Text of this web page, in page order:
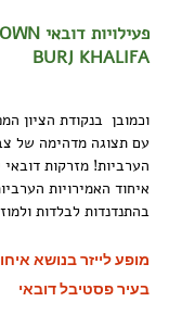
BURJ KHALIFA
וכמובן  בנקודת הציון
עם תצוגה מדהימה של
הערביות! מזרקות
איחוד האמירויות
בהתנדנדות לבלדות
מופע לייזר בנושא
בעיר פסטיבל דובאי